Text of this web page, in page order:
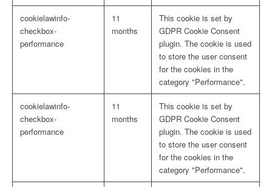
cookielawinfo-
checkbox-
performance
11
months
This cookie is set by
GDPR Cookie Consent
plugin. The cookie is used
to store the user consent
for the cookies in the
category "Performance".
cookielawinfo-
checkbox-
performance
11
months
This cookie is set by
GDPR Cookie Consent
plugin. The cookie is used
to store the user consent
for the cookies in the
category "Performance".